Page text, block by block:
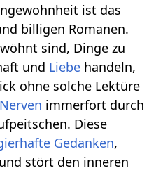
ist das
billigen Romanen.
sind, Dinge zu
und Liebe handeln,
ohne solche Lektüre
Nerven immerfort durch
Diese
Gedanken,
stört den inneren